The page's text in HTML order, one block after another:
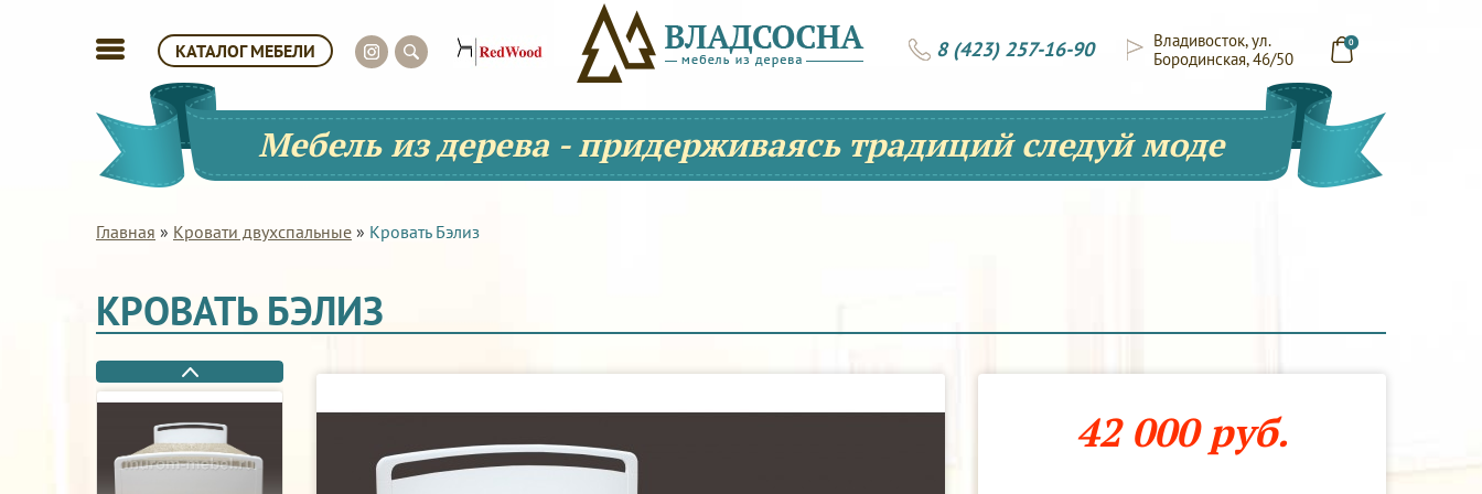
КАТАЛОГ МЕБЕЛИ 0
Владивосток, ул.
Бородинская, 46/50
8 (423) 257-16-90
Мебель из дерева - придерживаясь традиций следуй моде
Главная » Кровати двухспальные » Кровать Бэлиз
КРОВАТЬ БЭЛИЗ
42 000 руб.